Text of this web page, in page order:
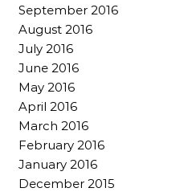
September 2016
August 2016
July 2016
June 2016
May 2016
April 2016
March 2016
February 2016
January 2016
December 2015